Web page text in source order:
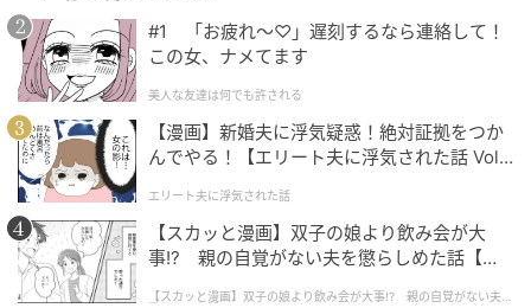
ベビーカレンダー
経済的な理由で産む人数を制限したかを尋ねたとこ
ろ、「制限した」が30.3％、「悩んでいる」が32.0％
と、合計で62.3％が経済的理由で出産に踏み切れない
状況にあることがわかりました。
これは、多くの家庭で経済的な不安が出産意向に大き
く影響している実態が感じられる結果と言えるでしょ
#1 「お疲れ〜♡」遅刻するなら連絡して！
この女、ナメてます
美人な友達は何でも許される
【漫画】新婚夫に浮気疑惑！絶対証拠をつか
んでやる！【エリート夫に浮気された話 Vol.
エリート夫に浮気された話
【スカッと漫画】双子の娘より飲み会が大
事!? 親の自覚がない夫を懲らしめた話【第1
【スカッと漫画】双子の娘より飲み会が大事!? 親の自覚がない夫を